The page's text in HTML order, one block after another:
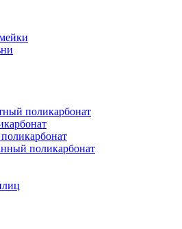
поликарбонат
поликарбонат